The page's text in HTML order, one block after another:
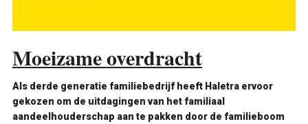
Moeizame overdracht
Als derde generatie familiebedrijf heeft Haletra ervoor
gekozen om de uitdagingen van het familiaal
aandeelhouderschap aan te pakken door de familieboom